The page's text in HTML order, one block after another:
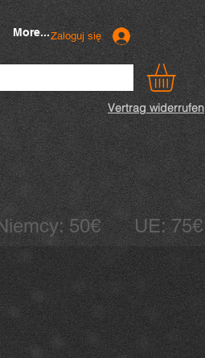
50€ UE: 75€
More...Zaloguj się
Vertrag widerrufen